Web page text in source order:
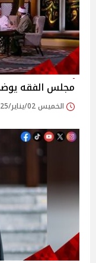
مجلس الفقه
الخميس 02/يناير/2025 - 08:49 م